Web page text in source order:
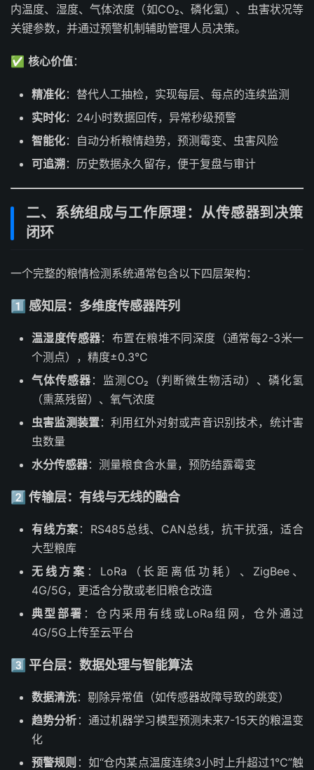
内温度、湿度、气体浓度（如CO₂、磷化氢）、虫害状况等
关键参数，并通过预警机制辅助管理人员决策。
✅ 核心价值：
精准化：替代人工抽检，实现每层、每点的连续监测
实时化：24小时数据回传，异常秒级预警
智能化：自动分析粮情趋势，预测霉变、虫害风险
可追溯 ：历史数据永久留存，便于复盘与审计
二、系统组成与工作原理：从传感器到决策
闭环
一个完整的粮情检测系统通常包含以下四层架构：
1️⃣ 感知层：多维度传感器阵列
温湿度传感器：布置在粮堆不同深度（通常每2-3米一
个测点），精度±0.3℃
气体传感器：监测CO₂（判断微生物活动）、磷化氢
（熏蒸残留）、氧气浓度
虫害监测装置：利用红外对射或声音识别技术，统计害
虫数量
水分传感器：测量粮食含水量，预防结露霉变
2️⃣ 传输层：有线与无线的融合
有线方案 ：RS485总线、CAN总线，抗干扰强，适合
大型粮库
无线方案 ：LoRa（长距离低功耗）、ZigBee、
4G/5G，更适合分散或老旧粮仓改造
典型部署 ：仓内采用有线或LoRa组网，仓外通过
4G/5G上传至云平台
3️⃣ 平台层：数据处理与智能算法
数据清洗：剔除异常值（如传感器故障导致的跳变）
趋势分析 ：通过机器学习模型预测未来7-15天的粮温变
化
预警规则 ：如“仓内某点温度连续3小时上升超过1℃”触